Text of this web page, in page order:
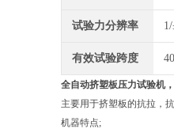
试验力分辨率
有效试验跨度
全自动挤塑板压力试验机
主要用于挤塑板的抗拉，
机器特点;